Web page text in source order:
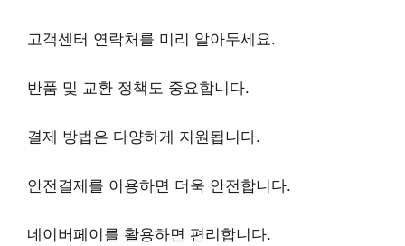
고객센터 연락처 를 미리 알아두세요.
반품 및 교환 정책도 중요합니다.
결제 방법은 다양하게 지원됩니다.
안전결제 를 이용하면 더욱 안전합니다.
네이버페이 를 활용하면 편리합니다.